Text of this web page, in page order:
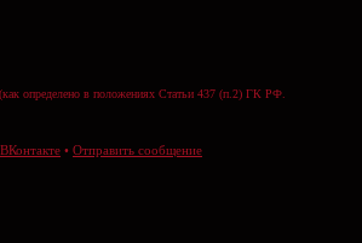
определено в положениях Статьи 437 (п.2) ГК РФ.
• Отправить сообщение